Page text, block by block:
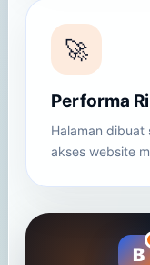
🚀
Performa
Halaman dibuat
akses website
B